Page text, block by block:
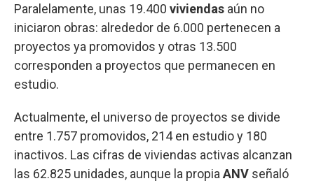
Paralelamente, unas 19.400 viviendas aún no
iniciaron obras: alrededor de 6.000 pertenecen a
proyectos ya promovidos y otras 13.500
corresponden a proyectos que permanecen en
estudio.
Actualmente, el universo de proyectos se divide
entre 1.757 promovidos, 214 en estudio y 180
inactivos. Las cifras de viviendas activas alcanzan
las 62.825 unidades, aunque la propia ANV señaló